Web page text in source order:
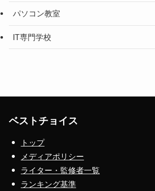
パソコン教室
IT専門学校
ベストチョイス
トップ
メディアポリシー
ライター・監修者一覧
ランキング基準